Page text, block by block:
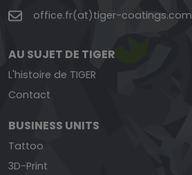
office.fr(at)tiger-coatings.com
AU SUJET DE TIGER
L'histoire de TIGER
Contact
BUSINESS UNITS
Tattoo
3D-Print